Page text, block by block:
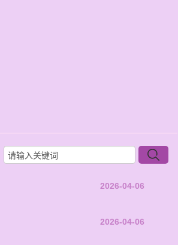
2026-04-06
2026-04-06